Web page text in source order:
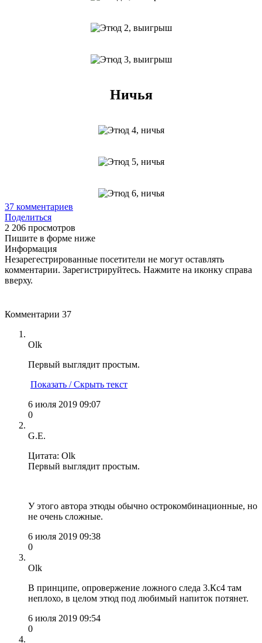
Ничья
37 комментариев
Поделиться
2 206 просмотров
Пишите в форме ниже
Информация
Незарегестрированные посетители не могут оставлять
комментарии. Зарегистрируйтесь. Нажмите на иконку справа
вверху.
Комментарии 37
Olk
Первый выглядит простым.
Показать / Скрыть текст
6 июля 2019 09:07
0
G.E.
Цитата: Olk
Первый выглядит простым.
У этого автора этюды обычно острокомбинационные, но
не очень сложные.
6 июля 2019 09:38
0
Olk
В принципе, опровержение ложного следа 3.Кс4 там
неплохо, в целом этюд под любимый напиток потянет.
6 июля 2019 09:54
0